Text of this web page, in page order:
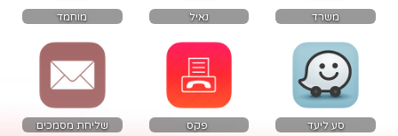
משרד נאיל מוחמד
סע ליעד שליחת מסמכים